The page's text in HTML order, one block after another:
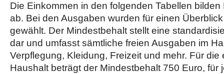
Die Einkommen in den folgenden Tabellen
ab. Bei den Ausgaben wurden für einen
gewählt. Der Mindestbehalt stellt eine
dar und umfasst sämtliche freien Ausgaben im
Verpflegung, Kleidung, Freizeit und mehr. Für die
Haushalt beträgt der Mindestbehalt 750 Euro, für